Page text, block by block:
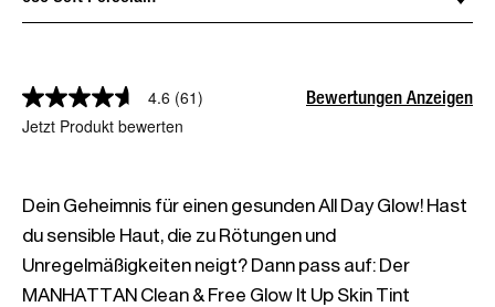
4.6 (61)
Jetzt Produkt bewerten
Bewertungen Anzeigen
Dein Geheimnis für einen gesunden All Day Glow! Hast
du sensible Haut, die zu Rötungen und
Unregelmäßigkeiten neigt? Dann pass auf: Der
MANHATTAN Clean & Free Glow It Up Skin Tint